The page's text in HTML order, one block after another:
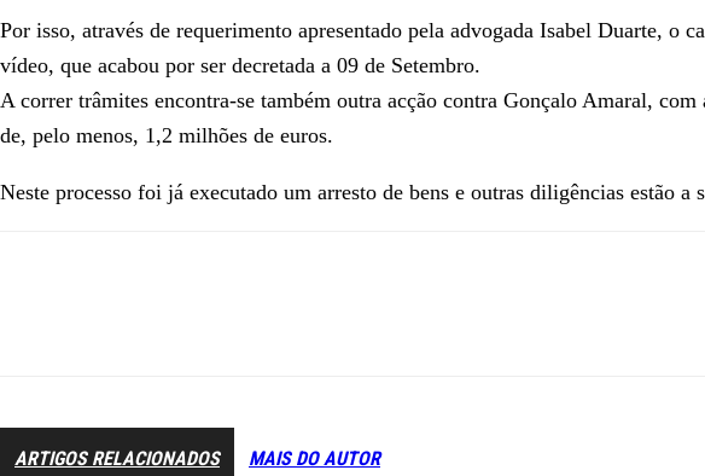
Por isso, através de requerimento apresentado pela advogada Isabel Duarte,
vídeo, que acabou por ser decretada a 09 de Setembro.
A correr trâmites encontra-se também outra acção contra Gonçalo Amaral,
de, pelo menos, 1,2 milhões de euros.
Neste processo foi já executado um arresto de bens e outras diligências estão a
ARTIGOS RELACIONADOS MAIS DO AUTOR